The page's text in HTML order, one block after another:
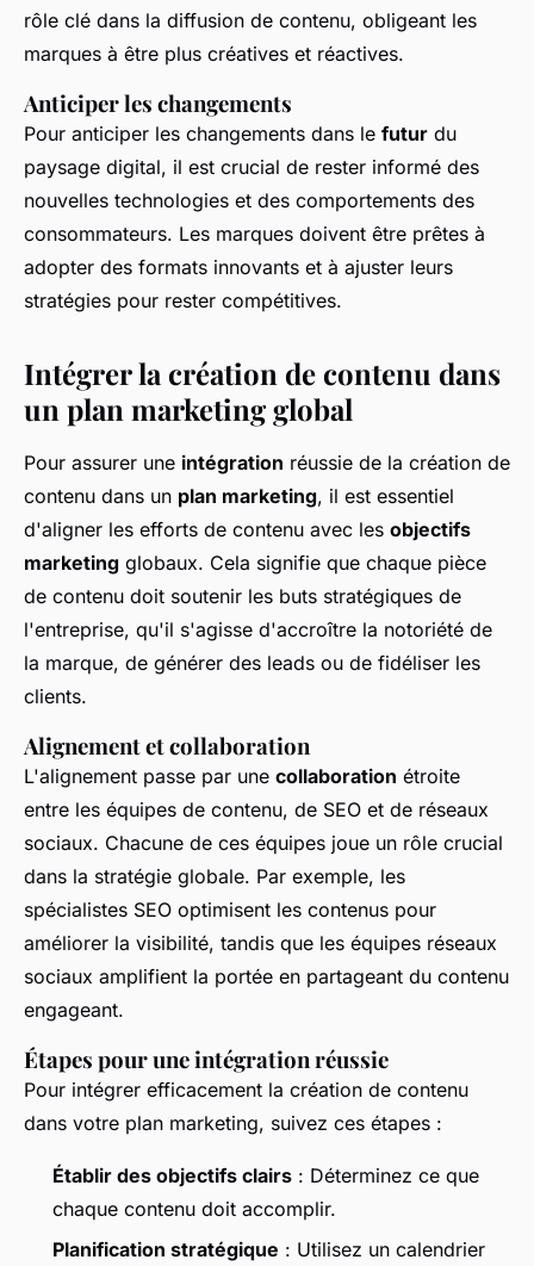
rôle clé dans la diffusion de contenu, obligeant les
marques à être plus créatives et réactives.
Anticiper les changements
Pour anticiper les changements dans le futur du
paysage digital, il est crucial de rester informé des
nouvelles technologies et des comportements des
consommateurs. Les marques doivent être prêtes à
adopter des formats innovants et à ajuster leurs
stratégies pour rester compétitives.
Intégrer la création de contenu dans
un plan marketing global
Pour assurer une intégration réussie de la création de
contenu dans un plan marketing, il est essentiel
d'aligner les efforts de contenu avec les objectifs
marketing globaux. Cela signifie que chaque pièce
de contenu doit soutenir les buts stratégiques de
l'entreprise, qu'il s'agisse d'accroître la notoriété de
la marque, de générer des leads ou de fidéliser les
clients.
Alignement et collaboration
L'alignement passe par une collaboration étroite
entre les équipes de contenu, de SEO et de réseaux
sociaux. Chacune de ces équipes joue un rôle crucial
dans la stratégie globale. Par exemple, les
spécialistes SEO optimisent les contenus pour
améliorer la visibilité, tandis que les équipes réseaux
sociaux amplifient la portée en partageant du contenu
engageant.
Étapes pour une intégration réussie
Pour intégrer efficacement la création de contenu
dans votre plan marketing, suivez ces étapes :
Établir des objectifs clairs : Déterminez ce que
chaque contenu doit accomplir.
Planification stratégique : Utilisez un calendrier